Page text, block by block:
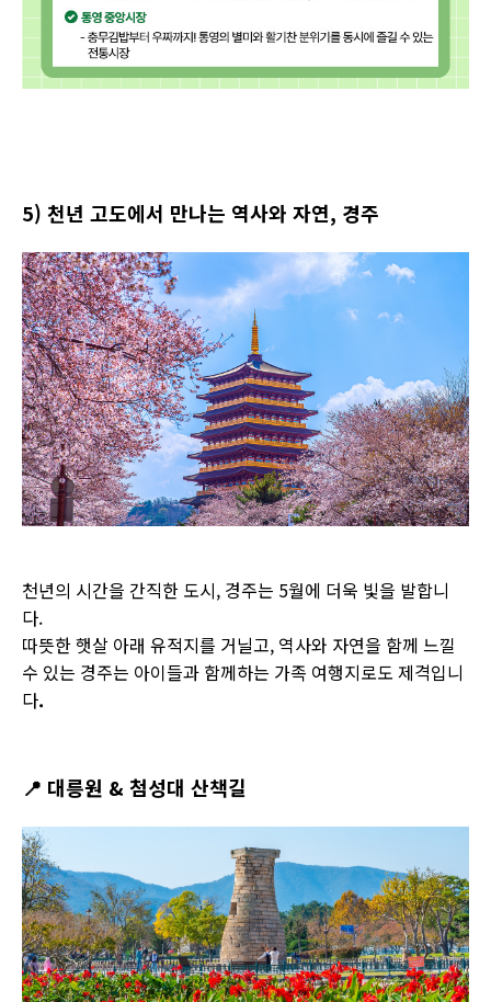
5) 천년 고도에서 만나는 역사와 자연, 경주
천년의 시간을 간직한 도시, 경주는 5월에 더욱 빛을 발합니
다.
따뜻한 햇살 아래 유적지를 거닐고, 역사와 자연을 함께 느낄
수 있는 경주는 아이들과 함께하는 가족 여행지로도 제격입니
다.
📍 대릉원 & 첨성대 산책길